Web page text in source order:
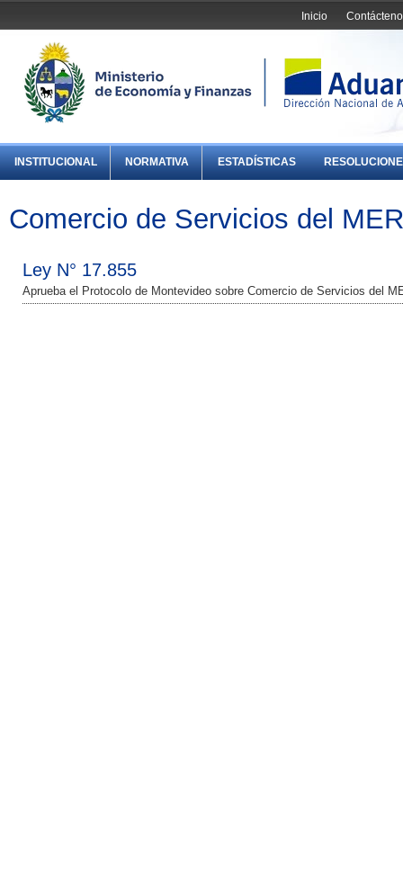
Inicio
INSTITUCIONAL NORMATIVA ESTADÍSTICAS
Comercio de Servicios del
Ley N° 17.855
Aprueba el Protocolo de Montevideo sobre Comercio de Servicios del